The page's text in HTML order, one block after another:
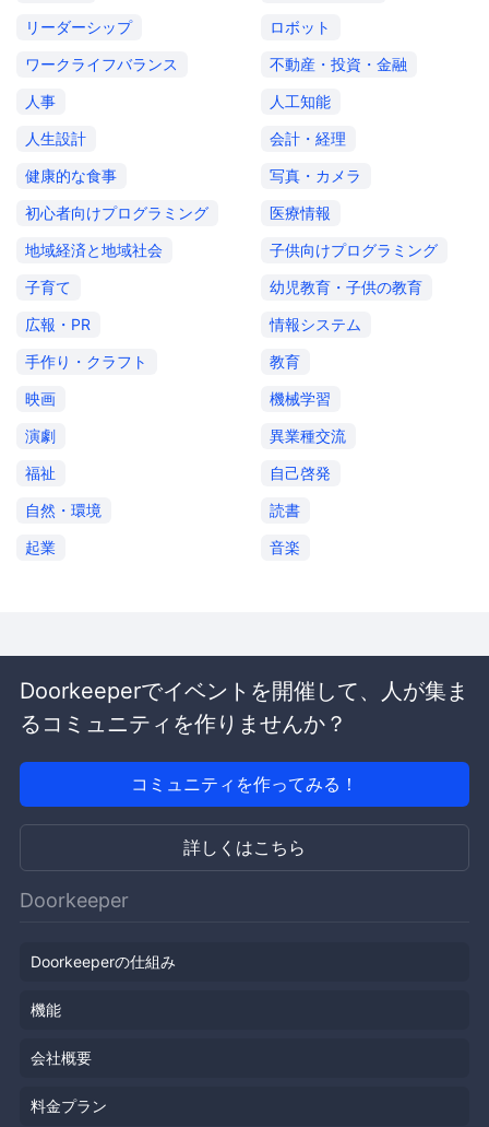
リーダーシップ
ロボット
ワークライフバランス
不動産・投資・金融
人事
人工知能
人生設計
会計・経理
健康的な食事
写真・カメラ
初心者向けプログラミング
医療情報
地域経済と地域社会
子供向けプログラミング
子育て
幼児教育・子供の教育
広報・PR
情報システム
手作り・クラフト
教育
映画
機械学習
演劇
異業種交流
福祉
自己啓発
自然・環境
読書
起業
音楽
Doorkeeperでイベントを開催して、人が集ま
るコミュニティを作りませんか？
コミュニティを作ってみる！
詳しくはこちら
Doorkeeper
Doorkeeperの仕組み
機能
会社概要
料金プラン